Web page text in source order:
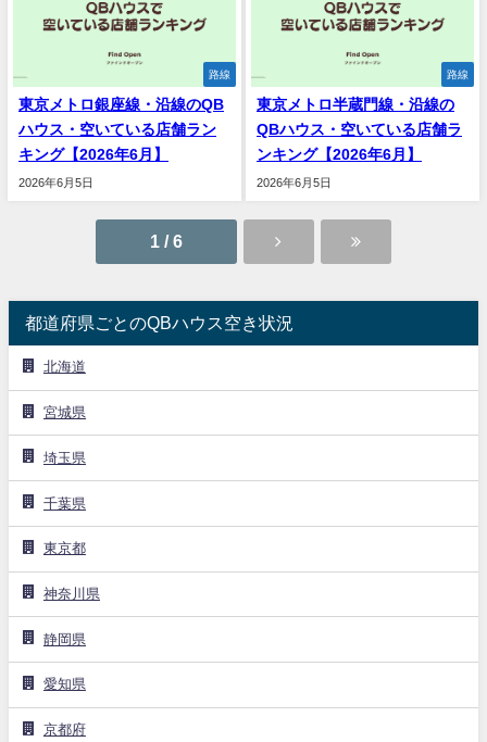
路線
東京メトロ銀座線・沿線のQB
ハウス・空いている店舗ラン
キング【2026年6月】
2026年6月5日
路線
東京メトロ半蔵門線・沿線の
QBハウス・空いている店舗ラ
ンキング【2026年6月】
2026年6月5日
1 / 6
都道府県ごとのQBハウス空き状況
北海道
宮城県
埼玉県
千葉県
東京都
神奈川県
静岡県
愛知県
京都府